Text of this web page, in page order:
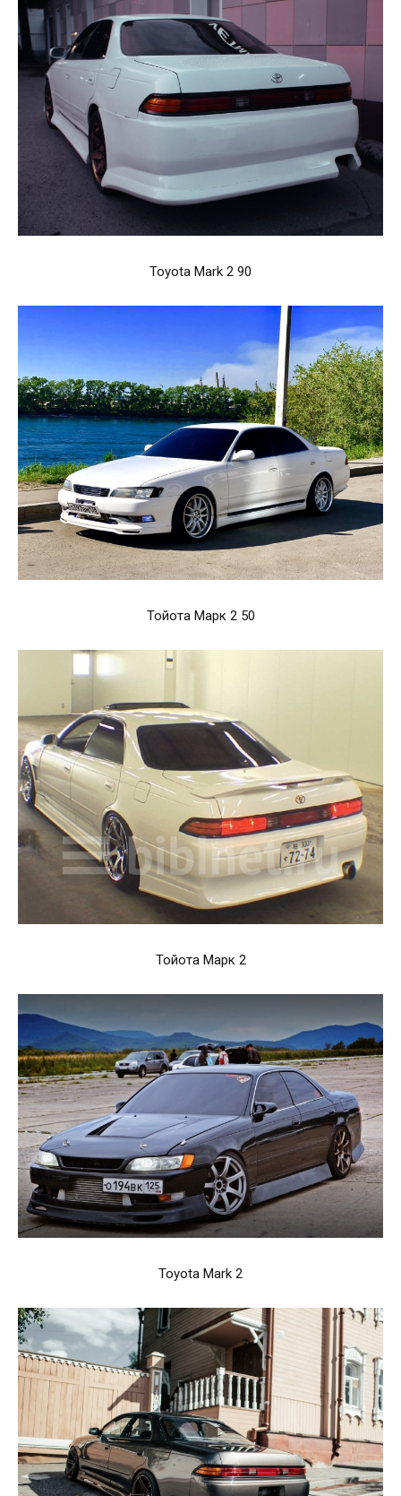
Toyota Mark 2 90
Тойота Марк 2 50
Тойота Марк 2
Toyota Mark 2